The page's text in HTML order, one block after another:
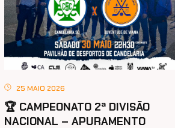
25 MAIO 2026
🏆 CAMPEONATO 2ª DIVISÃO
NACIONAL – APURAMENTO